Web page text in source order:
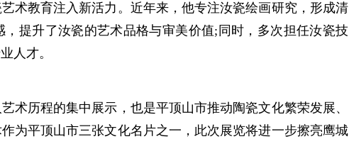
术教育注入新活力。近年来，他专注汝瓷绘画研究，形成清
提升了汝瓷的艺术品格与审美价值;同时，多次担任汝瓷技
人才。
历程的集中展示，也是平顶山市推动陶瓷文化繁荣发展、
为平顶山市三张文化名片之一，此次展览将进一步擦亮鹰城